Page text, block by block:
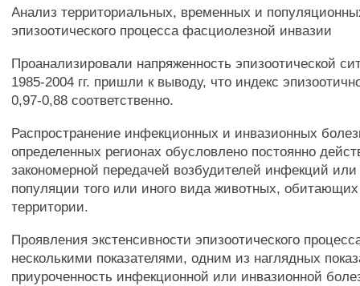
Анализ территориальных, временных и
эпизоотического процесса фасциолезной инвазии
Проанализировали напряженность эпизоотической
1985-2004 гг. пришли к выводу, что индекс
0,97-0,88 соответственно.
Распространение инфекционных и инвазионных
определенных регионах обусловлено постоянно
закономерной передачей возбудителей инфекций
популяции того или иного вида животных,
территории.
Проявления экстенсивности эпизоотического
несколькими показателями, одним из наглядных
приуроченность инфекционной или инвазионной